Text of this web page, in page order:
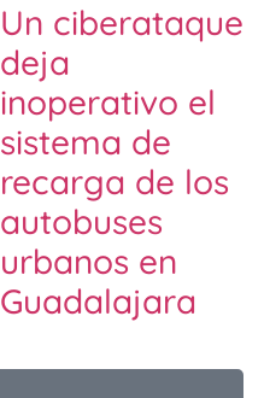
Un ciberataque
deja
inoperativo el
sistema de
recarga de los
autobuses
urbanos en
Guadalajara